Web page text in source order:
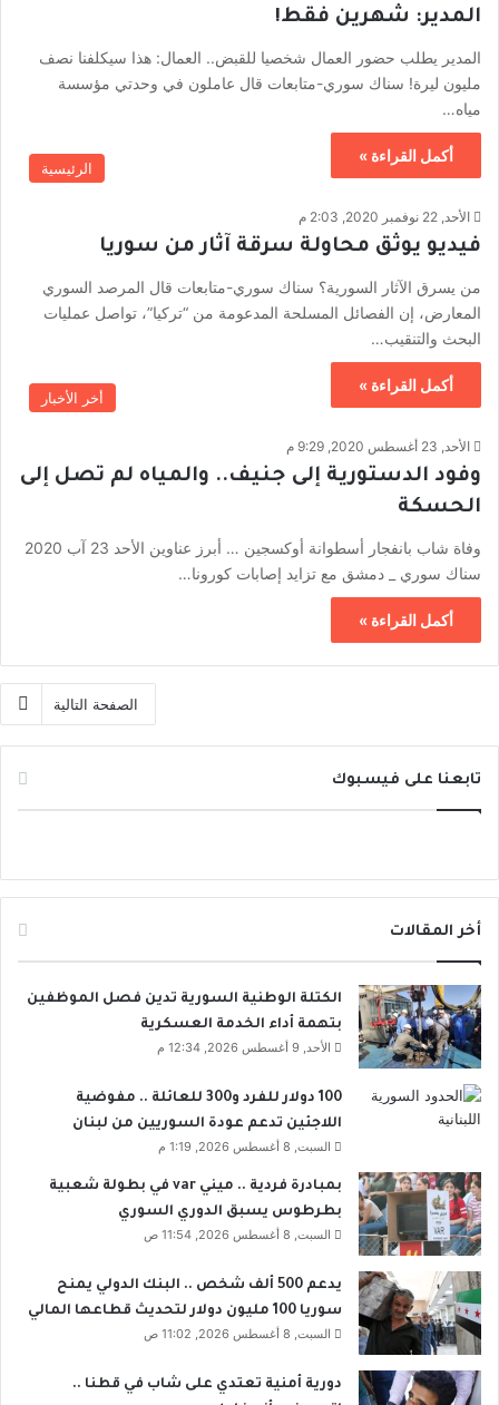
المدير: شهرين فقط!
المدير يطلب حضور العمال شخصيا للقبض.. العمال: هذا سيكلفنا نصف
مليون ليرة! سناك سوري-متابعات قال عاملون في وحدتي مؤسسة
مياه…
أكمل القراءة »
الرئيسية
الأحد, 22 نوفمبر 2020, 2:03 م
فيديو يوثق محاولة سرقة آثار من سوريا
من يسرق الآثار السورية؟ سناك سوري-متابعات قال المرصد السوري
المعارض، إن الفصائل المسلحة المدعومة من “تركيا”، تواصل عمليات
البحث والتنقيب…
أكمل القراءة »
أخر الأخبار
الأحد, 23 أغسطس 2020, 9:29 م
وفود الدستورية إلى جنيف.. والمياه لم تصل إلى
الحسكة
وفاة شاب بانفجار أسطوانة أوكسجين … أبرز عناوين الأحد 23 آب 2020
سناك سوري _ دمشق مع تزايد إصابات كورونا…
أكمل القراءة »
الصفحة التالية
تابعنا على فيسبوك
أخر المقالات
الكتلة الوطنية السورية تدين فصل الموظفين
بتهمة أداء الخدمة العسكرية
الأحد, 9 أغسطس 2026, 12:34 م
100 دولار للفرد و300 للعائلة .. مفوضية
اللاجئين تدعم عودة السوريين من لبنان
السبت, 8 أغسطس 2026, 1:19 م
بمبادرة فردية .. ميني var في بطولة شعبية
بطرطوس يسبق الدوري السوري
السبت, 8 أغسطس 2026, 11:54 ص
يدعم 500 ألف شخص .. البنك الدولي يمنح
سوريا 100 مليون دولار لتحديث قطاعها المالي
السبت, 8 أغسطس 2026, 11:02 ص
دورية أمنية تعتدي على شاب في قطنا ..